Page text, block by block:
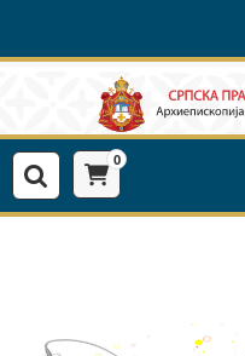
0